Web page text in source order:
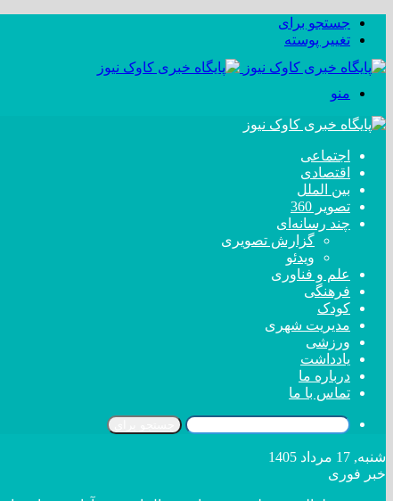
جستجو برای
تغییر پوسته
منو
اجتماعی
اقتصادی
بین الملل
تصویر 360
چند رسانه‌ای
گزارش تصویری
ویدئو
علم و فناوری
فرهنگی
کودک
مدیریت شهری
ورزشی
یادداشت
درباره ما
تماس با ما
شنبه, 17 مرداد 1405
خبر فوری